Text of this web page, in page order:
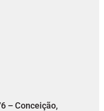
– Conceição,